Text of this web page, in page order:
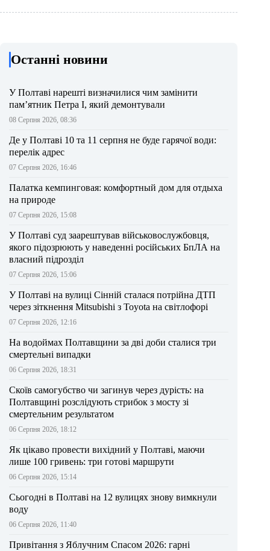
Останні новини
У Полтаві нарешті визначилися чим замінити
пам’ятник Петра І, який демонтували
08 Серпня 2026, 08:36
Де у Полтаві 10 та 11 серпня не буде гарячої води:
перелік адрес
07 Серпня 2026, 16:46
Палатка кемпинговая: комфортный дом для отдыха
на природе
07 Серпня 2026, 15:08
У Полтаві суд заарештував військовослужбовця,
якого підозрюють у наведенні російських БпЛА на
власний підрозділ
07 Серпня 2026, 15:06
У Полтаві на вулиці Сінній сталася потрійна ДТП
через зіткнення Mitsubishi з Toyota на світлофорі
07 Серпня 2026, 12:16
На водоймах Полтавщини за дві доби сталися три
смертельні випадки
06 Серпня 2026, 18:31
Скоїв самогубство чи загинув через дурість: на
Полтавщині розслідують стрибок з мосту зі
смертельним результатом
06 Серпня 2026, 18:12
Як цікаво провести вихідний у Полтаві, маючи
лише 100 гривень: три готові маршрути
06 Серпня 2026, 15:14
Сьогодні в Полтаві на 12 вулицях знову вимкнули
воду
06 Серпня 2026, 11:40
Привітання з Яблучним Спасом 2026: гарні